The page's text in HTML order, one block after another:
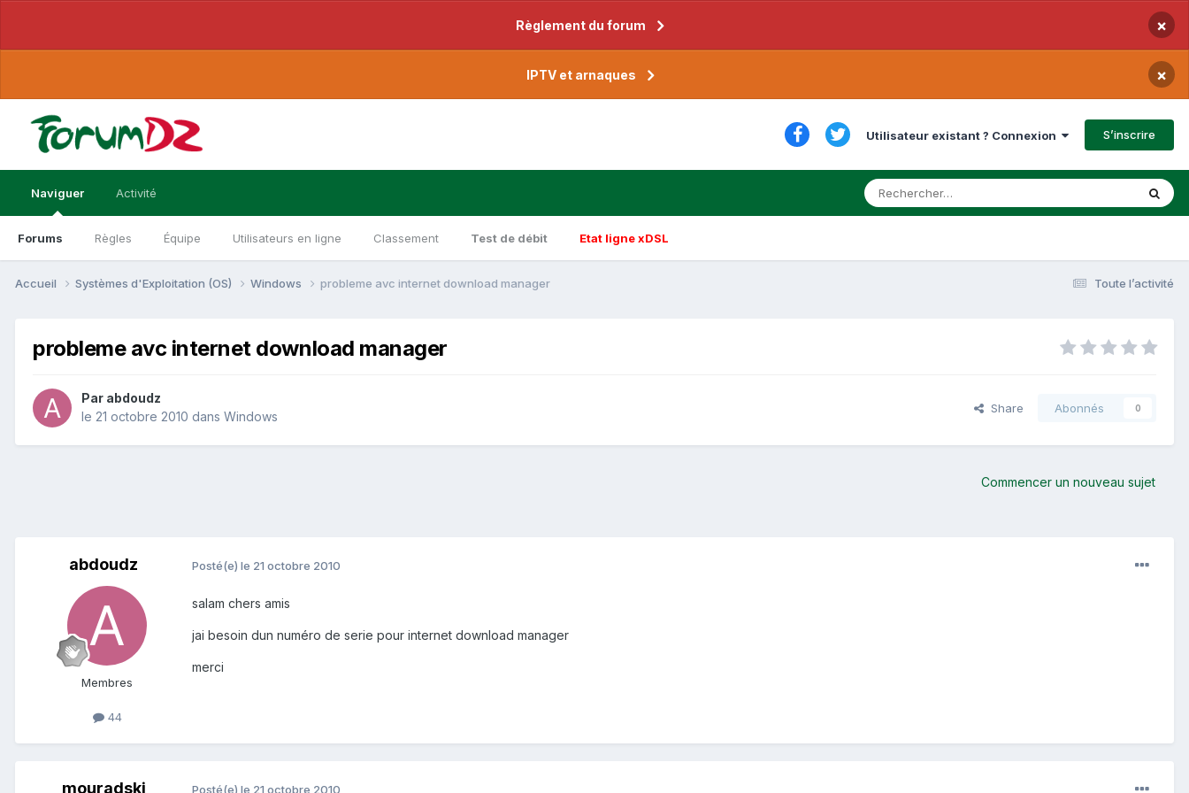
Règlement du forum ×
IPTV et arnaques ×
Utilisateur existant ? Connexion S’inscrire
Naviguer
Forums Règles Équipe Utilisateurs en ligne Classement Test de débit Etat ligne xDSL
Activité
Toute l’activité
Accueil Systèmes d'Exploitation (OS) Windows probleme avc internet download manager
probleme avc internet download manager
Par abdoudz
le 21 octobre 2010 dans Windows
Share Abonnés 0
Commencer un nouveau sujet
abdoudz
Membres
44
Posté(e) le 21 octobre 2010
salam chers amis
jai besoin dun numéro de serie pour internet download manager
merci
mouradski Posté(e) le 21 octobre 2010